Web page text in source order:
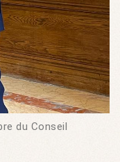
du Conseil